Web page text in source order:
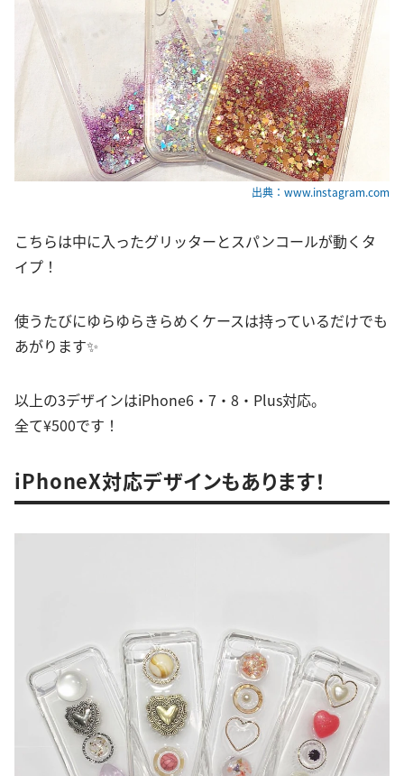
出典：www.instagram.com
こちらは中に入ったグリッターとスパンコールが動くタ
イプ！
使うたびにゆらゆらきらめくケースは持っているだけでも
あがります✨
以上の3デザインはiPhone6・7・8・Plus対応。
全て¥500です！
iPhoneX対応デザインもあります！